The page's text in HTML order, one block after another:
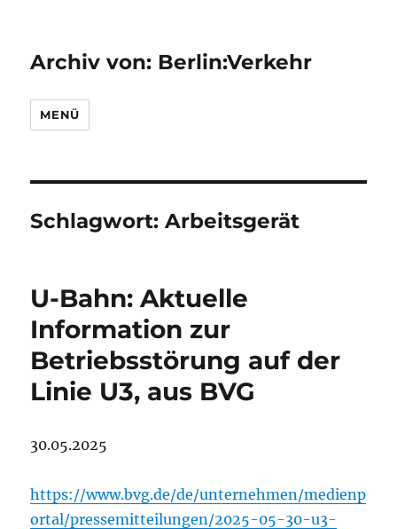
Archiv von: Berlin:Verkehr
MENÜ
Schlagwort:Arbeitsgerät
U-Bahn: Aktuelle
Information zur
Betriebsstörung auf der
Linie U3, aus BVG
30.05.2025
https://www.bvg.de/de/unternehmen/medienp
ortal/pressemitteilungen/2025-05-30-u3-